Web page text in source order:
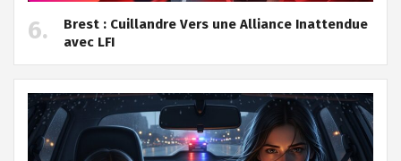
Brest : Cuillandre Vers une Alliance Inattendue
avec LFI